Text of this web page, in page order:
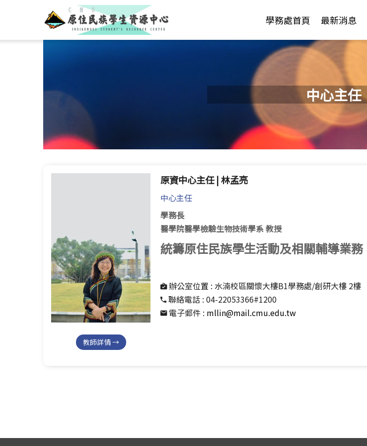
學務處首頁 最新消息
中心主任
教師詳情 →
原資中心主任 | 林孟亮
中心主任
學務長
醫學院醫學檢驗生物技術學系 教授
統籌原住民族學生活動及相關輔導業務
辦公室位置 : 水湳校區關懷大樓B1學務處/創研大樓 2樓
聯絡電話 : 04-22053366#1200
電子郵件 : mllin@mail.cmu.edu.tw